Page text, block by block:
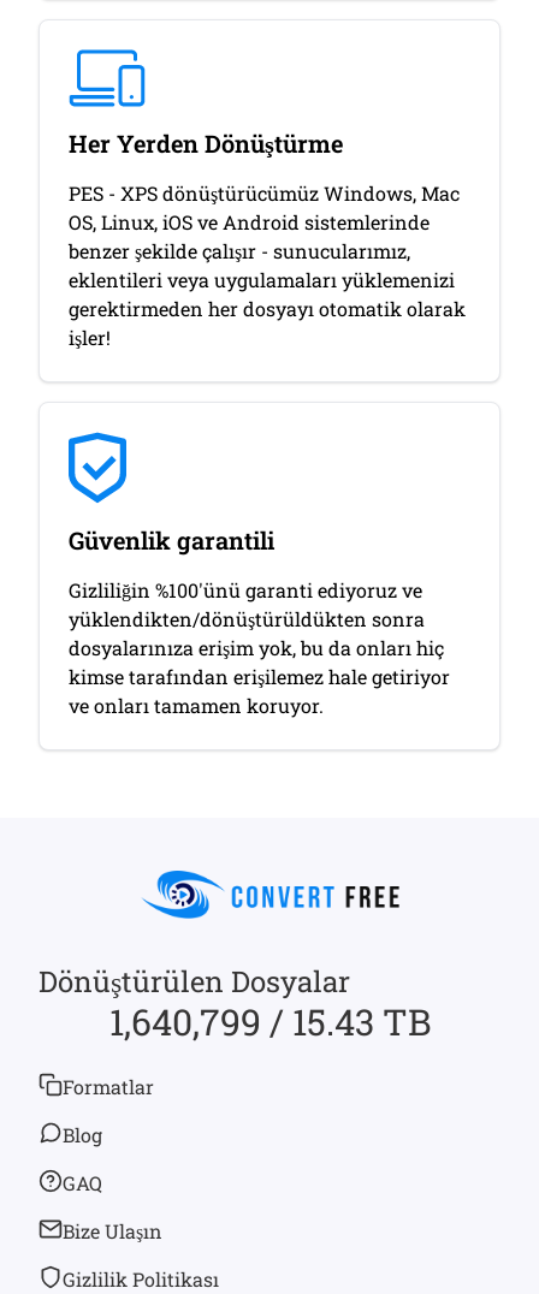
Her Yerden Dönüştürme
PES - XPS dönüştürücümüz Windows, Mac
OS, Linux, iOS ve Android sistemlerinde
benzer şekilde çalışır - sunucularımız,
eklentileri veya uygulamaları yüklemenizi
gerektirmeden her dosyayı otomatik olarak
işler!
Güvenlik garantili
Gizliliğin %100'ünü garanti ediyoruz ve
yüklendikten/dönüştürüldükten sonra
dosyalarınıza erişim yok, bu da onları hiç
kimse tarafından erişilemez hale getiriyor
ve onları tamamen koruyor.
Dönüştürülen Dosyalar
1,640,799 / 15.43 TB
Formatlar
Blog
GAQ
Bize Ulaşın
Gizlilik Politikası